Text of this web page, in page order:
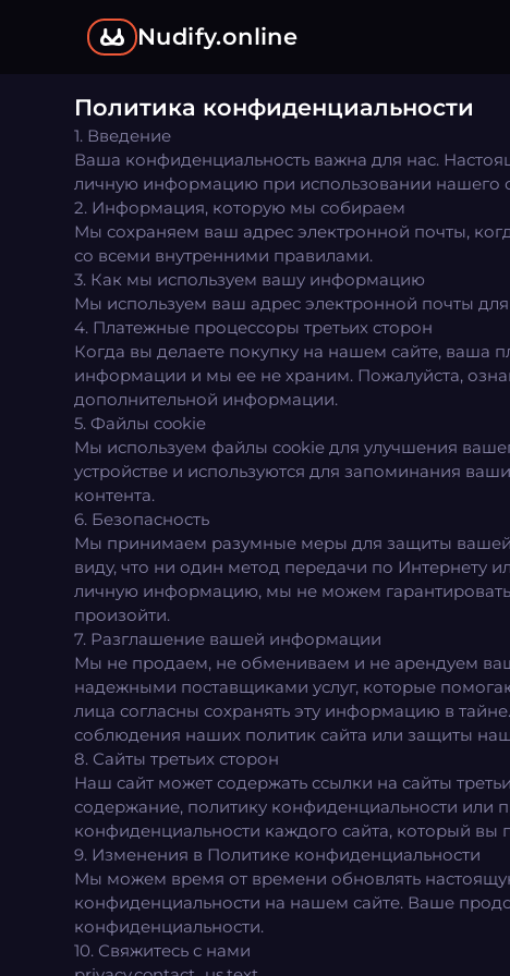
Nudify.online
Политика конфиденциальности
1. Введение
Ваша конфиденциальность важна для нас.
личную информацию при использовании нашего
2. Информация, которую мы собираем
Мы сохраняем ваш адрес электронной почты,
со всеми внутренними правилами.
3. Как мы используем вашу информацию
Мы используем ваш адрес электронной почты
4. Платежные процессоры третьих сторон
Когда вы делаете покупку на нашем сайте, ваша
информации и мы ее не храним. Пожалуйста,
дополнительной информации.
5. Файлы cookie
Мы используем файлы cookie для улучшения
устройстве и используются для запоминания
контента.
6. Безопасность
Мы принимаем разумные меры для защиты вашей
виду, что ни один метод передачи по Интернету
личную информацию, мы не можем гарантировать
произойти.
7. Разглашение вашей информации
Мы не продаем, не обмениваем и не арендуем
надежными поставщиками услуг, которые
лица согласны сохранять эту информацию в
соблюдения наших политик сайта или защиты
8. Сайты третьих сторон
Наш сайт может содержать ссылки на сайты
содержание, политику конфиденциальности или
конфиденциальности каждого сайта, который вы
9. Изменения в Политике конфиденциальности
Мы можем время от времени обновлять
конфиденциальности на нашем сайте. Ваше
конфиденциальности.
10. Свяжитесь с нами